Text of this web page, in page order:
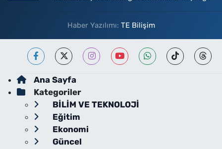
Haber Yazılımı: TE Bilişim
Ana Sayfa
Kategoriler
BİLİM VE TEKNOLOJİ
Eğitim
Ekonomi
Güncel